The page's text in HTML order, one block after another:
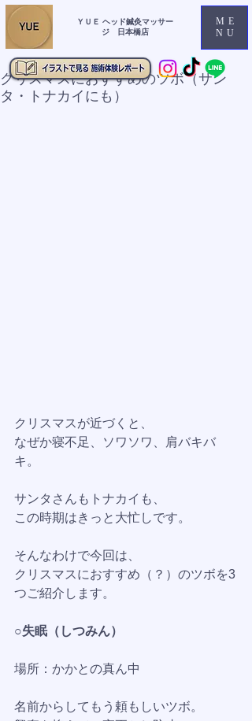
ＹＵＥ ヘッド鍼灸マッサー
ジ 日本橋店
ME
NU
クリスマスにおすすめのツボ（サン
タ・トナカイにも）
クリスマスが近づくと、
なぜか寝不足、ソワソワ、肩バキバ
キ。
サンタさんもトナカイも、
この時期はきっと大忙しです。
そんなわけで今回は、
クリスマスにおすすめ（？）のツボを3
つご紹介します。
○失眠（しつみん）
場所：かかとの真ん中
名前からしてもう頼もしいツボ。